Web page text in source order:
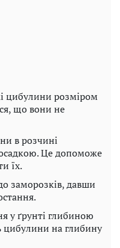
цибулини розміром
що вони не
в розчині
Це допоможе
їх.
заморозків, давши
у ґрунті глибиною
цибулини на глибину